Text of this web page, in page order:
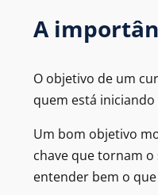
A
O objetivo de um
quem está
Um bom objetivo
chave que tornam
entender bem o